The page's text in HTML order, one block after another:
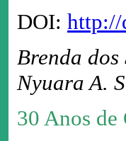
DOI: http://
Brenda dos
Nyuara A.
30 Anos de